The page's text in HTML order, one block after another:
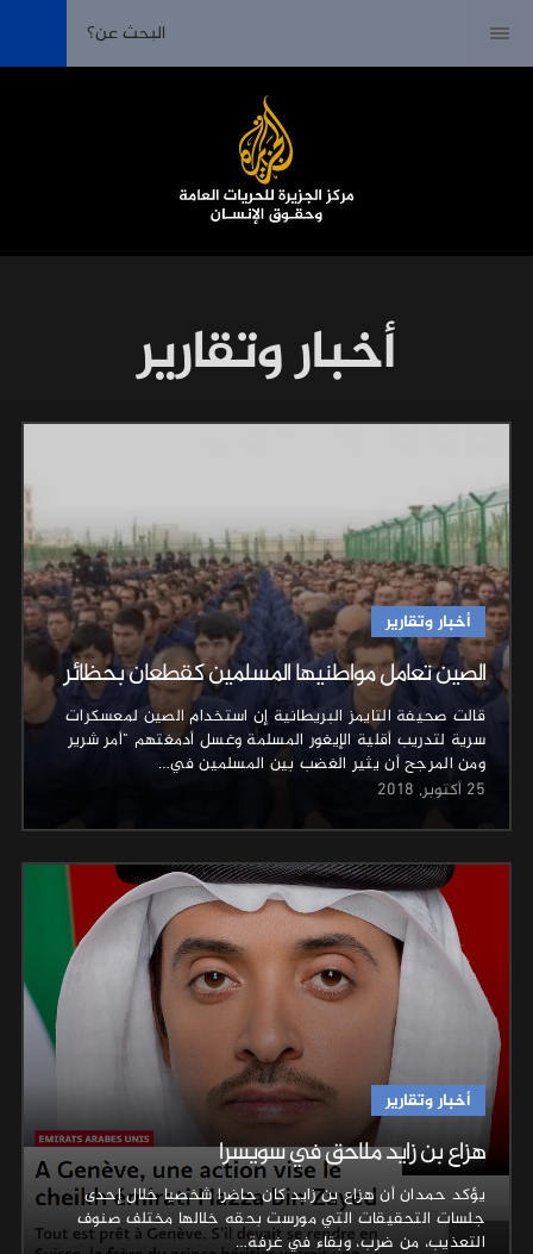
أخبار وتقارير
أخبار وتقارير
الصين تعامل مواطنيها المسلمين كقطعان بحظائر
قالت صحيفة التايمز البريطانية إن استخدام الصين لمعسكرات
سرية لتدريب أقلية الإيغور المسلمة وغسل أدمغتهم "أمر شرير
ومن المرجح أن يثير الغضب بين المسلمين في…
25 أكتوبر, 2018
أخبار وتقارير
هزاع بن زايد ملاحق في سويسرا
يؤكد حمدان أن هزاع بن زايد كان حاضرا شخصيا خلال إحدى
جلسات التحقيقات التي مورست بحقه خلالها مختلف صنوف
التعذيب، من ضرب، وبقاء في غرفة…